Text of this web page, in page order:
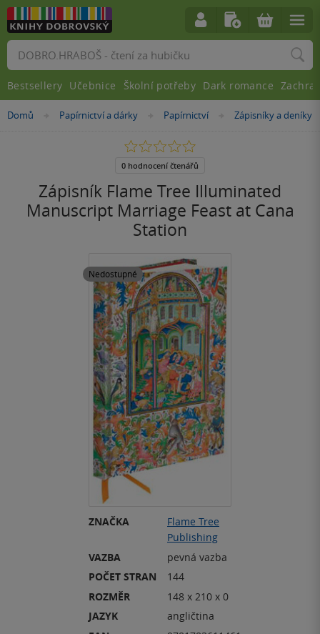
Nacházíte
Domů »Papírnictví a dárky »Papírnictví »
Zápisníky a deníky
Zápisník Flame Tree Illuminated
Manuscript Marriage Feast at Cana
Station
Nedostupné
ZNAČKA
Flame Tree
Publishing
VAZBA
pevná vazba
POČET STRAN
144
ROZMĚR
148 x 210 x 0
JAZYK
angličtina
0.0
5
0 hodnocení čtenářů
Vyhledávání
Bestsellery Učebnice Školní potřeby Dark romance